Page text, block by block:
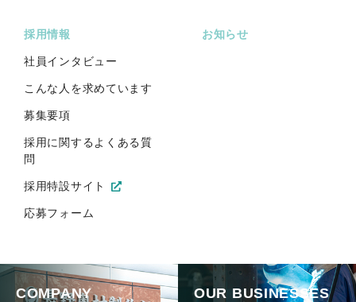
採用情報
社員インタビュー
こんな人を求めています
募集要項
採用に関するよくある質
問
採用特設サイト
応募フォーム
お知らせ
COMPANY OUR BUSINESSES